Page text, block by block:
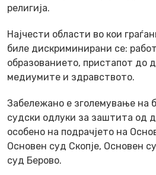
религија.
Најчести области во кои
биле дискриминирани се:
образованието, пристапот до
медиумите и здравството.
Забележано е зголемување на
судски одлуки за заштита од
особено на подрачјето на
Основен суд Скопје, Основен
суд Берово.